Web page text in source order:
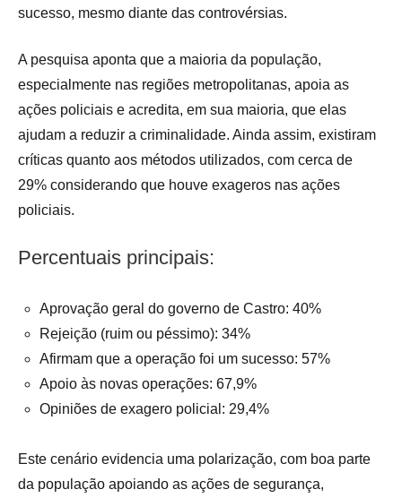
sucesso, mesmo diante das controvérsias.
A pesquisa aponta que a maioria da população,
especialmente nas regiões metropolitanas, apoia as
ações policiais e acredita, em sua maioria, que elas
ajudam a reduzir a criminalidade. Ainda assim, existiram
críticas quanto aos métodos utilizados, com cerca de
29% considerando que houve exageros nas ações
policiais.
Percentuais principais:
Aprovação geral do governo de Castro: 40%
Rejeição (ruim ou péssimo): 34%
Afirmam que a operação foi um sucesso: 57%
Apoio às novas operações: 67,9%
Opiniões de exagero policial: 29,4%
Este cenário evidencia uma polarização, com boa parte
da população apoiando as ações de segurança,